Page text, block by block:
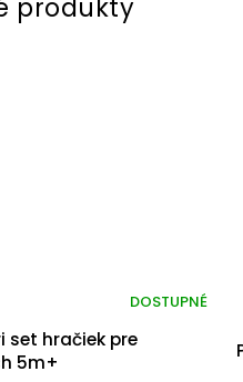
set hračiek pre
5m+
DOSTUPNÉ